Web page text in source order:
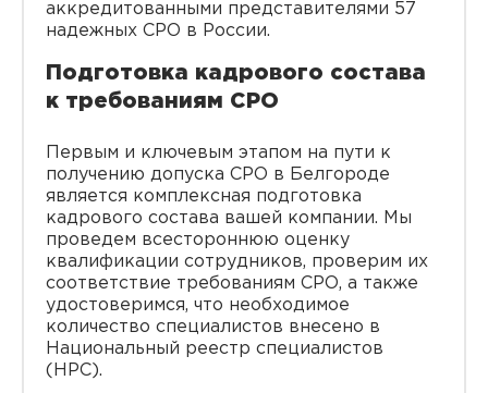
аккредитованными представителями 57
надежных СРО в России.
Подготовка кадрового состава
к требованиям СРО
Первым и ключевым этапом на пути к
получению допуска СРО в Белгороде
является комплексная подготовка
кадрового состава вашей компании. Мы
проведем всестороннюю оценку
квалификации сотрудников, проверим их
соответствие требованиям СРО, а также
удостоверимся, что необходимое
количество специалистов внесено в
Национальный реестр специалистов
(НРС).